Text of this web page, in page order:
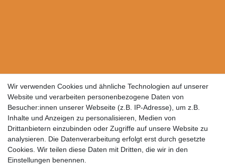
Wir verwenden Cookies und ähnliche Technologien auf unserer
Website und verarbeiten personenbezogene Daten von
Besucher:innen unserer Webseite (z.B. IP-Adresse), um z.B.
Inhalte und Anzeigen zu personalisieren, Medien von
Drittanbietern einzubinden oder Zugriffe auf unsere Website zu
analysieren. Die Datenverarbeitung erfolgt erst durch gesetzte
Cookies. Wir teilen diese Daten mit Dritten, die wir in den
Einstellungen benennen.